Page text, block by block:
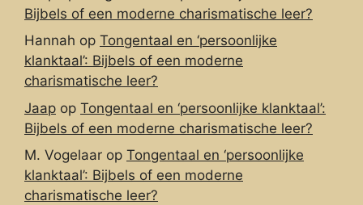
Bijbels of een moderne charismatische leer?
Hannah op Tongentaal en ‘persoonlijke
klanktaal’: Bijbels of een moderne
charismatische leer?
Jaap op Tongentaal en ‘persoonlijke klanktaal’:
Bijbels of een moderne charismatische leer?
M. Vogelaar op Tongentaal en ‘persoonlijke
klanktaal’: Bijbels of een moderne
charismatische leer?